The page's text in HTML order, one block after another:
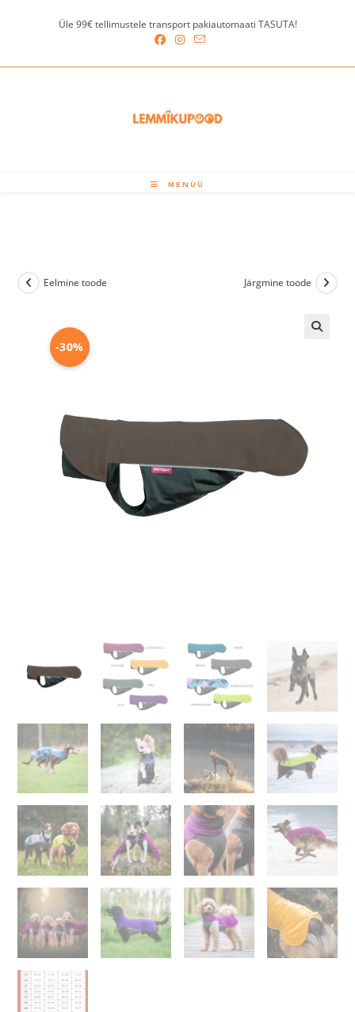
Üle 99€ tellimustele transport pakiautomaati TASUTA!
MENÜÜ
-30%
Eelmine toode Järgmine toode